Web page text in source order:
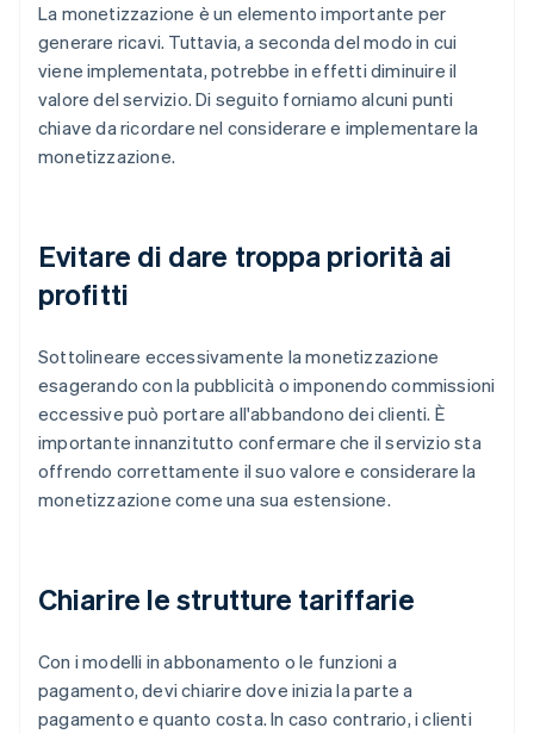
La monetizzazione è un elemento importante per
generare ricavi. Tuttavia, a seconda del modo in cui
viene implementata, potrebbe in effetti diminuire il
valore del servizio. Di seguito forniamo alcuni punti
chiave da ricordare nel considerare e implementare la
monetizzazione.
Evitare di dare troppa priorità ai
profitti
Sottolineare eccessivamente la monetizzazione
esagerando con la pubblicità o imponendo commissioni
eccessive può portare all'abbandono dei clienti. È
importante innanzitutto confermare che il servizio sta
offrendo correttamente il suo valore e considerare la
monetizzazione come una sua estensione.
Chiarire le strutture tariffarie
Con i modelli in abbonamento o le funzioni a
pagamento, devi chiarire dove inizia la parte a
pagamento e quanto costa. In caso contrario, i clienti